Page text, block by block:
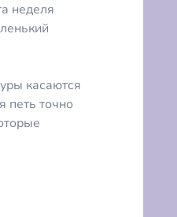
неделя
касаются
петь точно